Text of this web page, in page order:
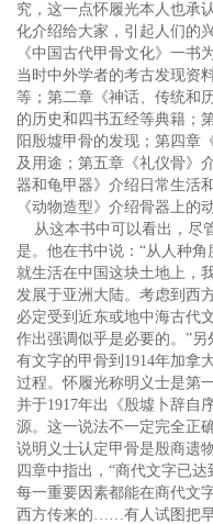
究，这一点怀履光本人也承
化介绍给大家，引起人们的
《中国古代甲骨文化》一书
当时中外学者的考古发现资
等；第二章《神话、传统和
的历史和四书五经等典籍；
阳殷墟甲骨的发现；第四章
及用途；第五章《礼仪骨》
器和龟甲器》介绍日常生活
《动物造型》介绍骨器上的
从这本书中可以看出，尽
是。他在书中说：“从人种
就生活在中国这块土地上，
发展于亚洲大陆。考虑到西
必定受到近东或地中海古代
作出强调似乎是必要的。”另
有文字的甲骨到1914年加拿
过程。怀履光称明义士是第
并于1917年出《殷墟卜辞自
源。这一说法不一定完全正
说明义士认定甲骨是殷商遗
四章中指出，“商代文字已
每一重要因素都能在商代文
西方传来的……有人试图把